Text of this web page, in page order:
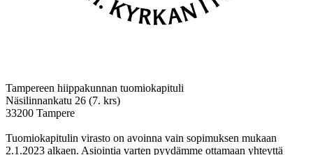
Tampereen hiippakunnan tuomiokapituli
Näsilinnankatu 26 (7. krs)
33200 Tampere
Tuomiokapitulin virasto on avoinna vain sopimuksen mukaan
2.1.2023 alkaen. Asiointia varten pyydämme ottamaan yhteyttä